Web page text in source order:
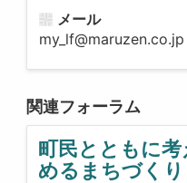
メール
my_lf@maruzen.co.jp
関連フォーラム
町民とともに
めるまちづくり